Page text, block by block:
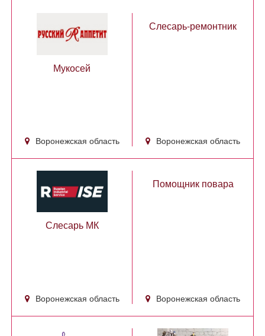
Мукосей
Воронежская область
Слесарь-ремонтник
Воронежская область
Слесарь МК
Воронежская область
Помощник повара
Воронежская область